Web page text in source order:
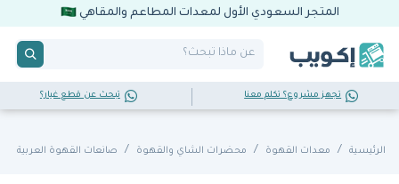
المتجر السعودي الأول لمعدات المطاعم والمقاهي
تجهز مشروع؟ تكلم معنا تبحث عن قطع غيار؟
الرئيسية معدات القهوة محضرات الشاي والقهوة صانعات القهوة العربية